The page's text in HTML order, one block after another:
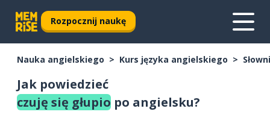
Rozpocznij naukę
Nauka angielskiego Kurs języka angielskiego
Jak powiedzieć
czuję się głupio po angielsku?